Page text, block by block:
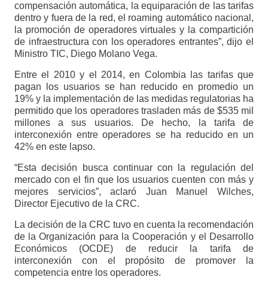
compensación automática, la equiparación de las tarifas
dentro y fuera de la red, el roaming automático nacional,
la promoción de operadores virtuales y la compartición
de infraestructura con los operadores entrantes”, dijo el
Ministro TIC, Diego Molano Vega.
Entre el 2010 y el 2014, en Colombia las tarifas que
pagan los usuarios se han reducido en promedio un
19% y la implementación de las medidas regulatorias ha
permitido que los operadores trasladen más de $535 mil
millones a sus usuarios. De hecho, la tarifa de
interconexión entre operadores se ha reducido en un
42% en este lapso.
“Esta decisión busca continuar con la regulación del
mercado con el fin que los usuarios cuenten con más y
mejores servicios”, aclaró Juan Manuel Wilches,
Director Ejecutivo de la CRC.
La decisión de la CRC tuvo en cuenta la recomendación
de la Organización para la Cooperación y el Desarrollo
Económicos (OCDE) de reducir la tarifa de
interconexión con el propósito de promover la
competencia entre los operadores.